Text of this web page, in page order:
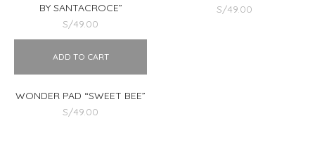
BY SANTACROCE”
S/49.00
S/49.00
ADD TO CART
WONDER PAD “SWEET BEE”
S/49.00